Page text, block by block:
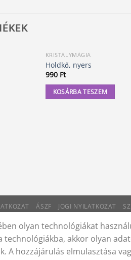
KRISTÁLYMÁGIA
Holdkő, nyers
990 Ft
KOSÁRBA TESZEM
ÁSZF JOGI NYILATKOZAT
olyan technológiákat
technológiákba, akkor olyan
A hozzájárulás elmulasztása